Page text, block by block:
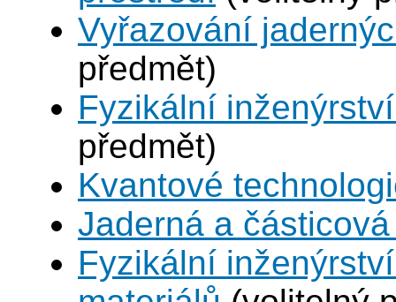
Vyřazování
předmět)
Fyzikální
předmět)
Kvantové
Jaderná a
Fyzikální